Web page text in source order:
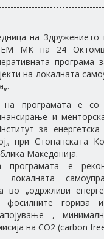
на Здружението
МК на 24
програма
на локалната
на програмата е
и
за
при Стопанската
Македонија.
програмата е
локалната
во „одржливи
фосилните горива
,
на CO2 (carbon